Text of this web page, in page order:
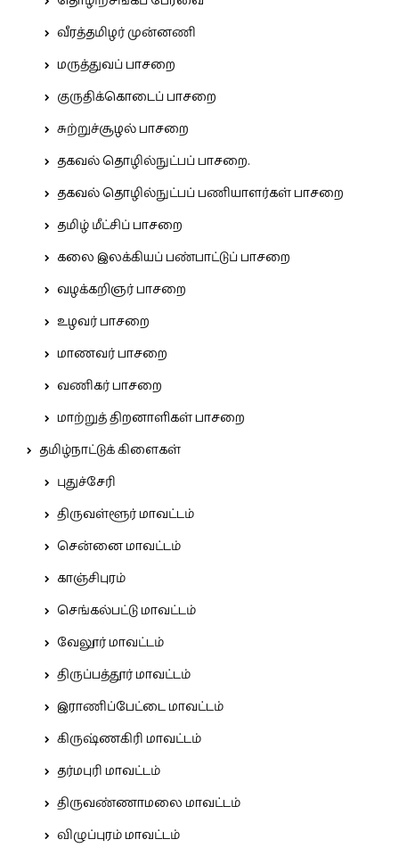
வீரத்தமிழர் முன்னணி
மருத்துவப் பாசறை
குருதிக்கொடைப் பாசறை
சுற்றுச்சூழல் பாசறை
தகவல் தொழில்நுட்பப் பாசறை.
தகவல் தொழில்நுட்பப் பணியாளர்கள் பாசறை
தமிழ் மீட்சிப் பாசறை
கலை இலக்கியப் பண்பாட்டுப் பாசறை
வழக்கறிஞர் பாசறை
உழவர் பாசறை
மாணவர் பாசறை
வணிகர் பாசறை
மாற்றுத் திறனாளிகள் பாசறை
தமிழ்நாட்டுக் கிளைகள்
புதுச்சேரி
திருவள்ளூர் மாவட்டம்
சென்னை மாவட்டம்
காஞ்சிபுரம்
செங்கல்பட்டு மாவட்டம்
வேலூர் மாவட்டம்
திருப்பத்தூர் மாவட்டம்
இராணிப்பேட்டை மாவட்டம்
கிருஷ்ணகிரி மாவட்டம்
தர்மபுரி மாவட்டம்
திருவண்ணாமலை மாவட்டம்
விழுப்புரம் மாவட்டம்